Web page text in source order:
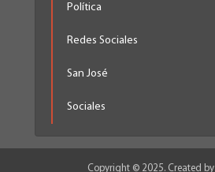
Política
Redes Sociales
San José
Sociales
Copyright © 2025. Created by